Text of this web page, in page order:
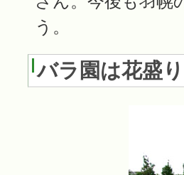
う。
バラ園は花盛り